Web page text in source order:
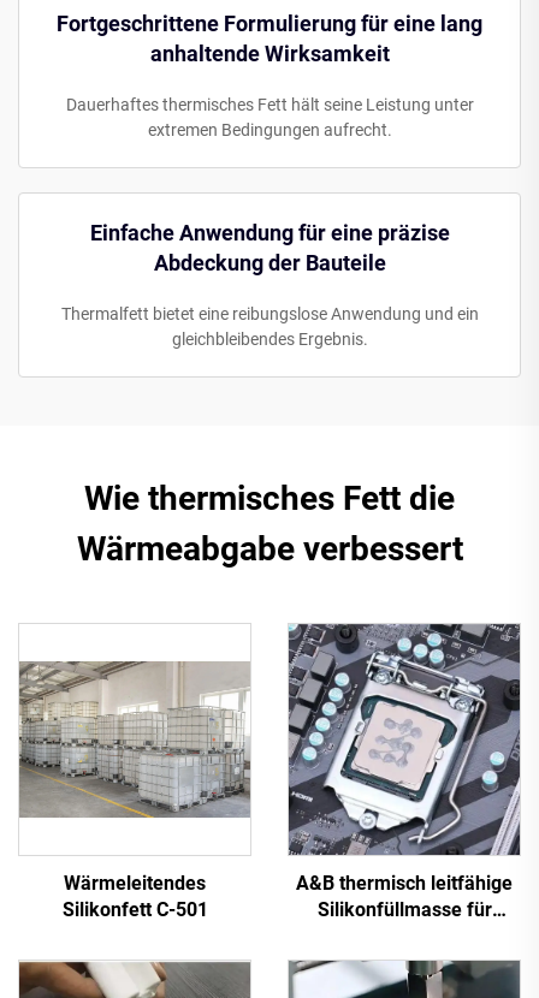
Fortgeschrittene Formulierung für eine lang
anhaltende Wirksamkeit
Dauerhaftes thermisches Fett hält seine Leistung unter
extremen Bedingungen aufrecht.
Einfache Anwendung für eine präzise
Abdeckung der Bauteile
Thermalfett bietet eine reibungslose Anwendung und ein
gleichbleibendes Ergebnis.
Wie thermisches Fett die
Wärmeabgabe verbessert
Wärmeleitendes
Silikonfett C-501
A&B thermisch leitfähige
Silikonfüllmasse für
628